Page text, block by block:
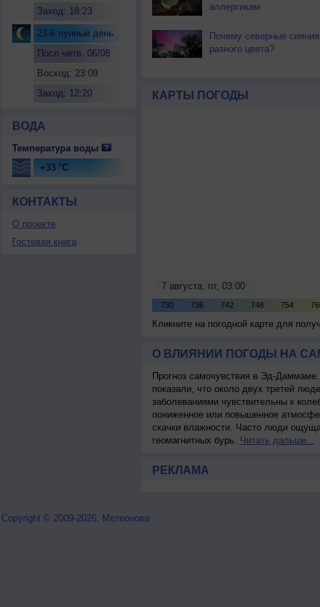
Заход: 18:23
23-й лунный день
Посл.четв. 06/08
Восход: 23:09
Заход: 12:20
ВОДА
Температура воды
+33 °C
КОНТАКТЫ
О проекте
Гостевая книга
аллергикам
Почему северные сияния
разного цвета?
КАРТЫ ПОГОДЫ
Кликните на погодной карте для
О ВЛИЯНИИ ПОГОДЫ НА
Прогноз самочувствия в Эд-
показали, что около двух третей
заболеваниями чувствительны к
пониженное или повышенное
скачки влажности. Часто люди
геомагнитных бурь. Читать дальше...
РЕКЛАМА
Copyright © 2009-2026, Метеонова